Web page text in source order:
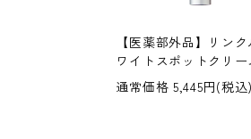
【医薬部外品】リン
ワイトスポットクリー
通常価格 5,445円(税込)